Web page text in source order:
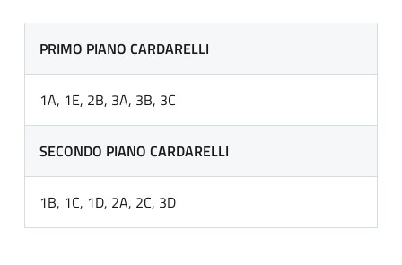
PRIMO PIANO CARDARELLI
1A, 1E, 2B, 3A, 3B, 3C
SECONDO PIANO CARDARELLI
1B, 1C, 1D, 2A, 2C, 3D